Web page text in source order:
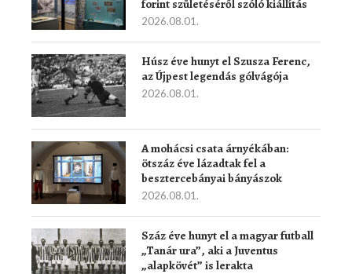
forint születéséről szóló kiállítás
2026.08.01.
Húsz éve hunyt el Szusza Ferenc,
az Újpest legendás gólvágója
2026.08.01.
A mohácsi csata árnyékában:
ötszáz éve lázadtak fel a
besztercebányai bányászok
2026.08.01.
Száz éve hunyt el a magyar futball
„Tanár ura”, aki a Juventus
„alapkövét” is lerakta